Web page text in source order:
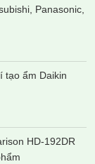
Panasonic,
tạo ẩm Daikin
HD-192DR